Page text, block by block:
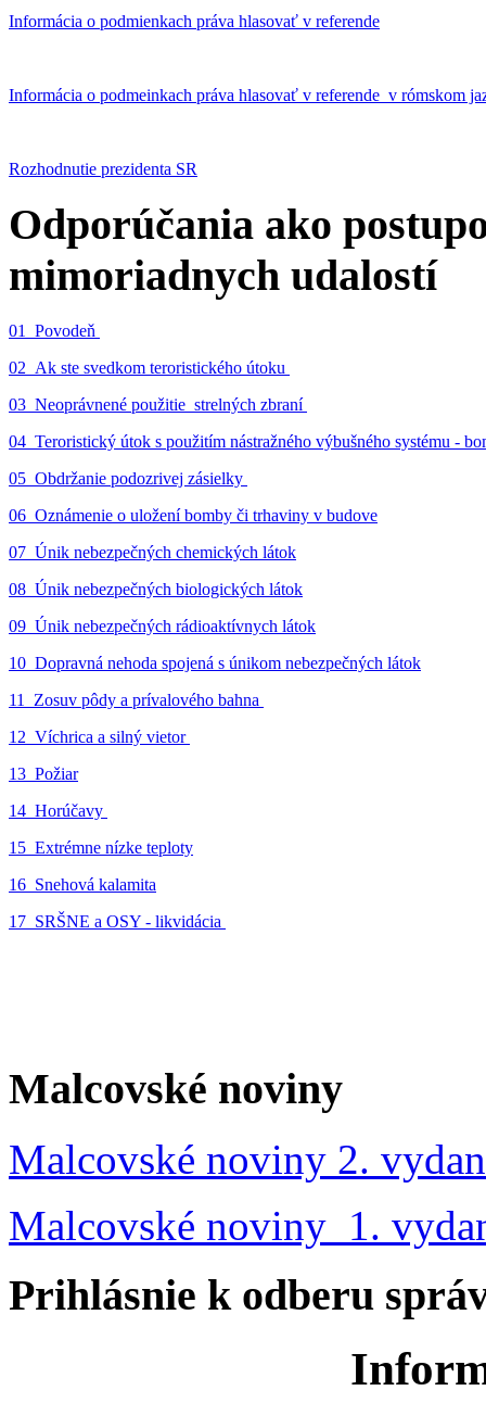
Informácia o podmienkach práva hlasovať v referende
Informácia o podmeinkach práva hlasovať v referende v rómskom
Rozhodnutie prezidenta SR
Odporúčania ako
mimoriadnych udalostí
01_Povodeň
02_Ak ste svedkom teroristického útoku
03_Neoprávnené použitie strelných zbraní
04_Teroristický útok s použitím nástražného výbušného systému -
05_Obdržanie podozrivej zásielky
06_Oznámenie o uložení bomby či trhaviny v budove
07_Únik nebezpečných chemických látok
08_Únik nebezpečných biologických látok
09_Únik nebezpečných rádioaktívnych látok
10_Dopravná nehoda spojená s únikom nebezpečných látok
11_Zosuv pôdy a prívalového bahna
12_Víchrica a silný vietor
13_Požiar
14_Horúčavy
15_Extrémne nízke teploty
16_Snehová kalamita
17_SRŠNE a OSY - likvidácia
Malcovské noviny
Malcovské noviny 2.
Malcovské noviny 1.
Prihlásnie k odberu